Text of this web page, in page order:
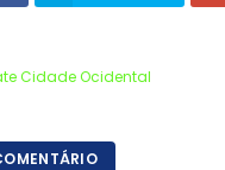
Cidade Ocidental